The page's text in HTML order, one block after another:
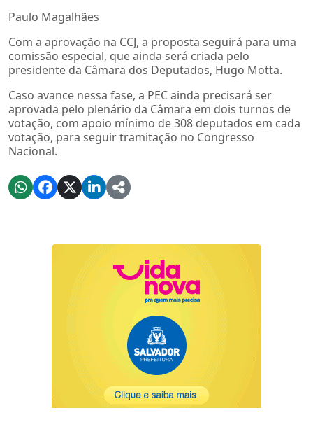
Paulo Magalhães
Com a aprovação na CCJ, a proposta seguirá para uma
comissão especial, que ainda será criada pelo
presidente da Câmara dos Deputados, Hugo Motta.
Caso avance nessa fase, a PEC ainda precisará ser
aprovada pelo plenário da Câmara em dois turnos de
votação, com apoio mínimo de 308 deputados em cada
votação, para seguir tramitação no Congresso
Nacional.